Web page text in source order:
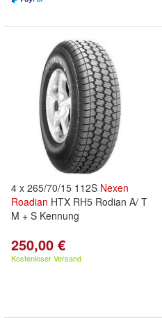
4 x 265/70/15 112S Nexen
Roadian HTX RH5 Rodian A/ T
M + S Kennung
250,00 €
Kostenloser Versand